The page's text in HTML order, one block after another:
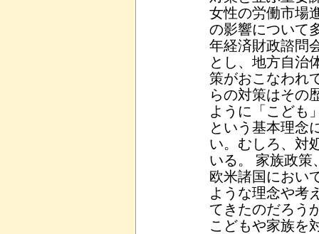
女性の労働市場
の影響について
年経済財政諮問
とし、地方自治
策がおこなわれ
らの対策はその
ように「こども
という基本理念
い。むしろ、対
いる。 家族政策
欧米諸国におい
ような理念や考
てきたのだろう
こどもや家族を